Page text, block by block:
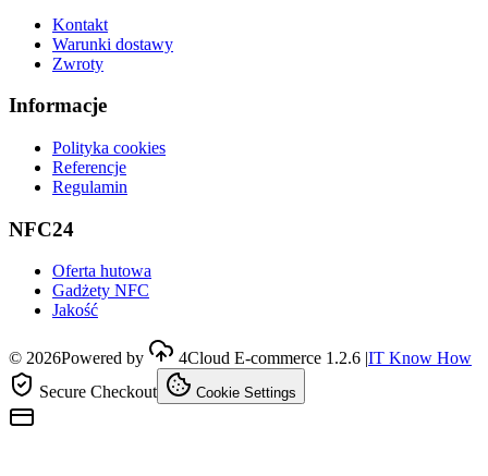
Kontakt
Warunki dostawy
Zwroty
Informacje
Polityka cookies
Referencje
Regulamin
NFC24
Oferta hutowa
Gadżety NFC
Jakość
© 2026Powered by 4Cloud E-commerce 1.2.6 |IT Know How
Secure Checkout
Cookie Settings